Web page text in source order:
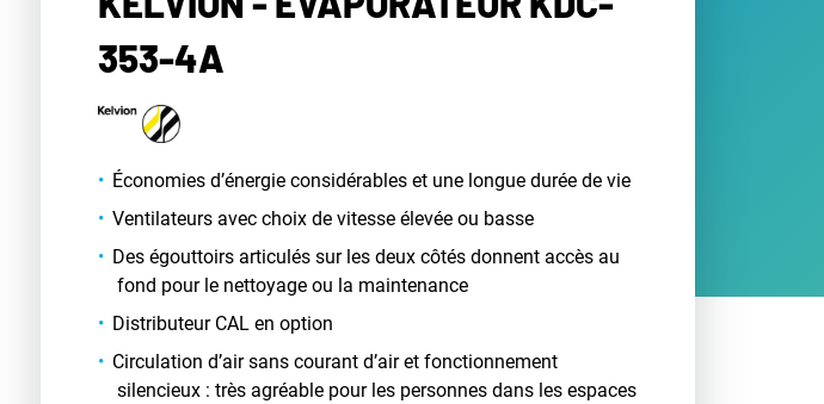
353-4A
Économies d’énergie considérables et une longue durée de vie
Ventilateurs avec choix de vitesse élevée ou basse
Des égouttoirs articulés sur les deux côtés donnent accès au
fond pour le nettoyage ou la maintenance
Distributeur CAL en option
Circulation d’air sans courant d’air et fonctionnement
silencieux : très agréable pour les personnes dans les espaces